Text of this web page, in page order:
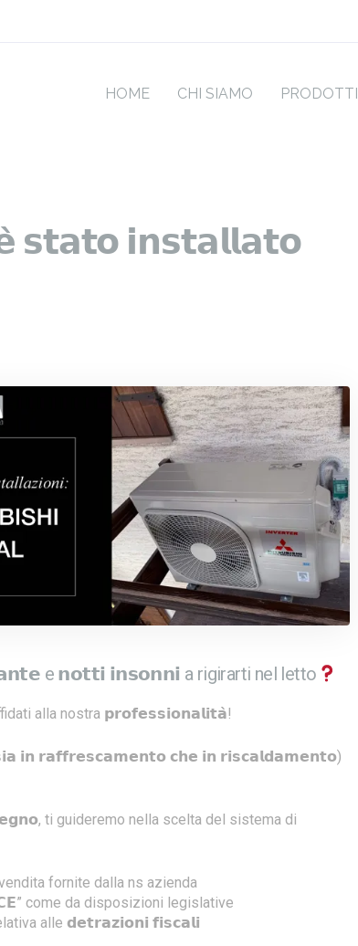
HOME
CHI SIAMO PRODOTTI
𝗶𝗻𝘀𝘁𝗮𝗹𝗹𝗮𝘁𝗼
e 𝗻𝗼𝘁𝘁𝗶 𝗶𝗻𝘀𝗼𝗻𝗻𝗶 a rigirarti nel letto
alla nostra 𝗽𝗿𝗼𝗳𝗲𝘀𝘀𝗶𝗼𝗻𝗮𝗹𝗶𝘁𝗮̀!
𝗶𝗻 𝗿𝗮𝗳𝗳𝗿𝗲𝘀𝗰𝗮𝗺𝗲𝗻𝘁𝗼 𝗰𝗵𝗲 𝗶𝗻 𝗿𝗶𝘀𝗰𝗮𝗹𝗱𝗮𝗺𝗲𝗻𝘁𝗼)
ti guideremo nella scelta del sistema di
fornite dalla ns azienda
come da disposizioni legislative
alle 𝗱𝗲𝘁𝗿𝗮𝘇𝗶𝗼𝗻𝗶 𝗳𝗶𝘀𝗰𝗮𝗹𝗶